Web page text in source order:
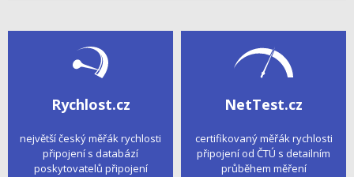
Rychlost.cz
největší český měřák rychlosti
připojení s databází
poskytovatelů připojení
NetTest.cz
certifikovaný měřák rychlosti
připojení od ČTÚ s detailním
průběhem měření